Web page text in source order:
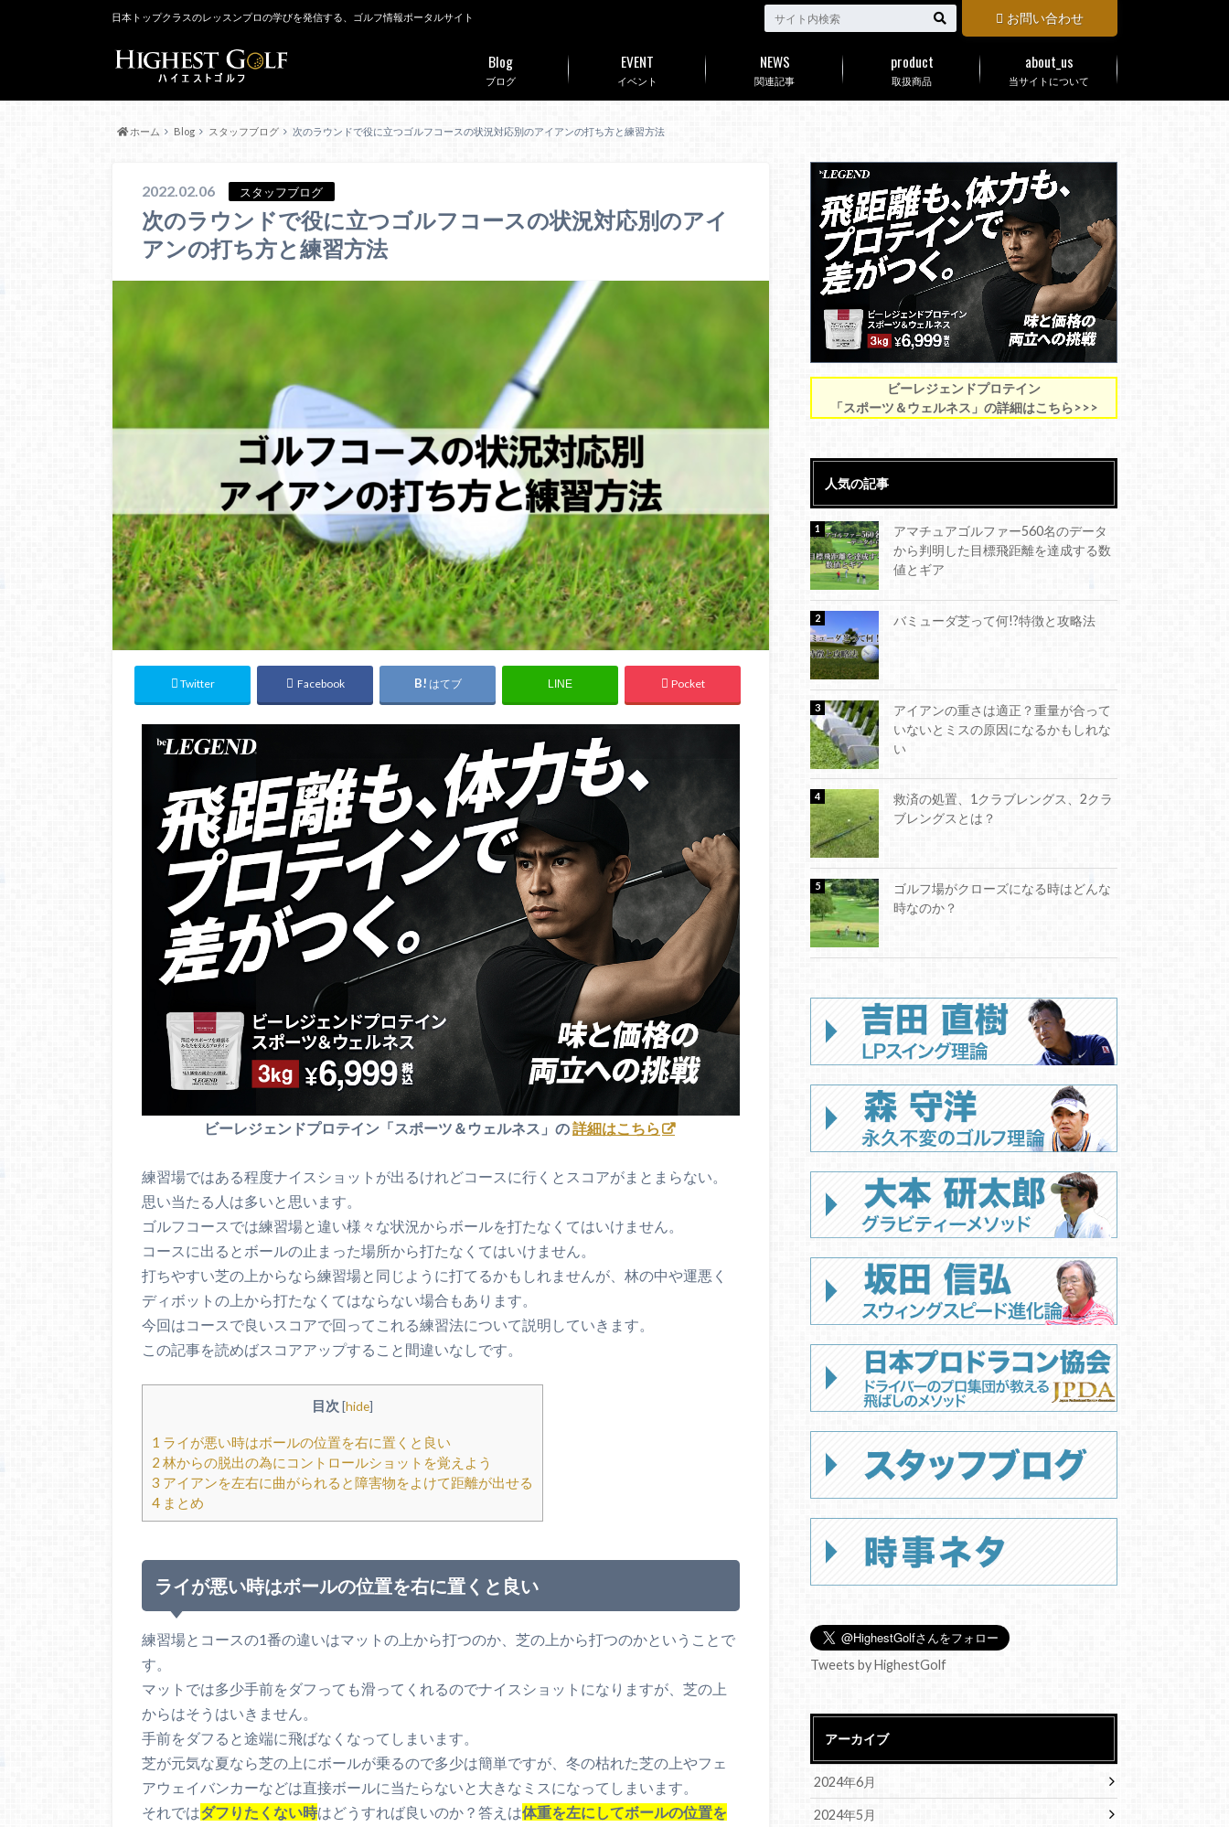
日本トップクラスのレッスンプロの学びを発信する、ゴルフ情報ポータルサイト お問い合わせ
ブログ
Blog
イベント
EVENT
関連記事
NEWS
取扱商品
product
当サイトについて
about_us
ホーム Blog スタッフブログ 次のラウンドで役に立つゴルフコースの状況対応別のアイアンの打ち方と練習方法
2022.02.06 スタッフブログ
次のラウンドで役に立つゴルフコースの状況対応別のアイ
アンの打ち方と練習方法
Twitter Facebook はてブ LINE Pocket
ビーレジェンドプロテイン「スポーツ＆ウェルネス」の詳細はこちら
練習場ではある程度ナイスショットが出るけれどコースに行くとスコアがまとまらない。
思い当たる人は多いと思います。
ゴルフコースでは練習場と違い様々な状況からボールを打たなくてはいけません。
コースに出るとボールの止まった場所から打たなくてはいけません。
打ちやすい芝の上からなら練習場と同じように打てるかもしれませんが、林の中や運悪く
ディボットの上から打たなくてはならない場合もあります。
今回はコースで良いスコアで回ってこれる練習法について説明していきます。
この記事を読めばスコアアップすること間違いなしです。
目次 [hide]
1 ライが悪い時はボールの位置を右に置くと良い
2 林からの脱出の為にコントロールショットを覚えよう
3 アイアンを左右に曲がられると障害物をよけて距離が出せる
4 まとめ
ライが悪い時はボールの位置を右に置くと良い
練習場とコースの1番の違いはマットの上から打つのか、芝の上から打つのかということで
す。
マットでは多少手前をダフっても滑ってくれるのでナイスショットになりますが、芝の上
からはそうはいきません。
手前をダフると途端に飛ばなくなってしまいます。
芝が元気な夏なら芝の上にボールが乗るので多少は簡単ですが、冬の枯れた芝の上やフェ
アウェイバンカーなどは直接ボールに当たらないと大きなミスになってしまいます。
それではダフりたくない時はどうすれば良いのか？答えは体重を左にしてボールの位置を
ビーレジェンドプロテイン
「スポーツ＆ウェルネス」の詳細はこちら>>>
人気の記事
アマチュアゴルファー560名のデータ
から判明した目標飛距離を達成する数
値とギア
バミューダ芝って何!?特徴と攻略法
アイアンの重さは適正？重量が合って
いないとミスの原因になるかもしれな
い
救済の処置、1クラブレングス、2クラ
ブレングスとは？
ゴルフ場がクローズになる時はどんな
時なのか？
Tweets by HighestGolf
アーカイブ
2024年6月
2024年5月